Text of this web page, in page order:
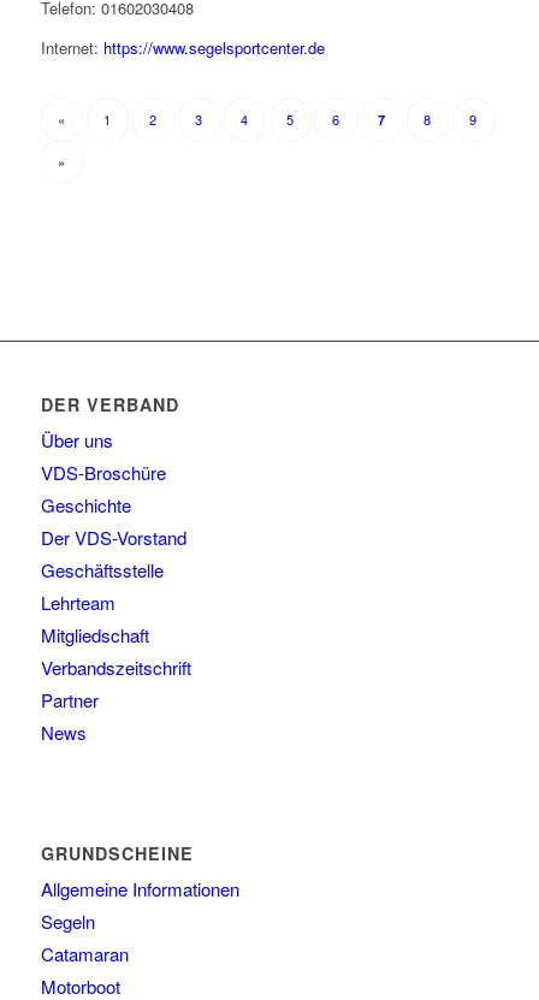
Telefon: 01602030408
Internet: https://www.segelsportcenter.de
« 1 2 3 4 5 6 7 8 9
»
DER VERBAND
Über uns
VDS-Broschüre
Geschichte
Der VDS-Vorstand
Geschäftsstelle
Lehrteam
Mitgliedschaft
Verbandszeitschrift
Partner
News
GRUNDSCHEINE
Allgemeine Informationen
Segeln
Catamaran
Motorboot